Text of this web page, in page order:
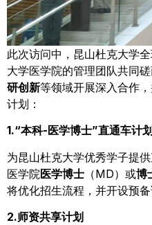
此次访问中，昆山杜克大学
大学医学院的管理团队共同
研创新等领域开展深入合作
计划：
1.“本科-医学博士”直通车计划
为昆山杜克大学优秀学子提
医学院医学博士 （MD）或博
将优化招生流程，并开设预
2.师资共享计划